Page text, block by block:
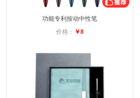
功能专利按动中性笔
价格： ￥8